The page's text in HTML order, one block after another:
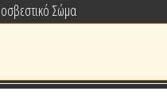
Σώμα
Ιδεών